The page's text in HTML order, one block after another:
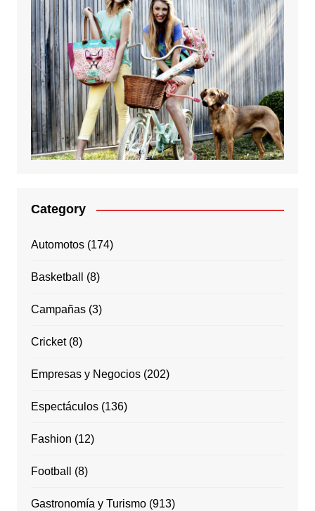
Category
Automotos(174)
Basketball (8)
Campañas(3)
Cricket(8)
Empresas y Negocios(202)
Espectáculos(136)
Fashion (12)
Football (8)
Gastronomía y Turismo(913)